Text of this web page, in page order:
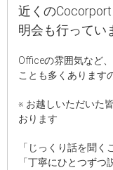
近くの
明会も行ってい
Officeの雰囲気など
ことも多くあります
※ お越しいただいた
おります
「じっくり話を聞く
「丁寧にひとつずつ